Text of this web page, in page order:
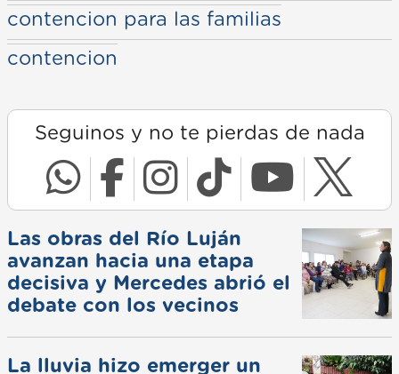
contencion para las familias
contencion
Seguinos y no te pierdas de nada
Las obras del Río Luján
avanzan hacia una etapa
decisiva y Mercedes abrió el
debate con los vecinos
La lluvia hizo emerger un